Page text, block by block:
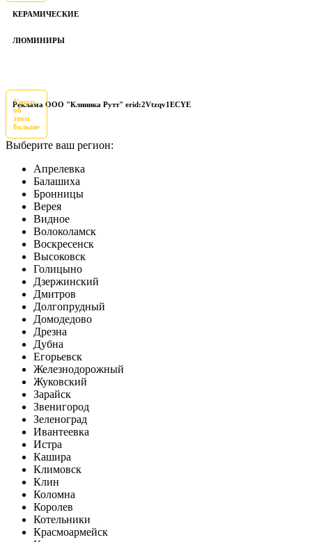
КЕРАМИЧЕСКИЕ
ЛЮМИНИРЫ
Реклама ООО "Клиника Рутт" erid:2Vtzqv1ECYE
Узнать
об
этом
больше
Выберите ваш регион:
Апрелевка
Балашиха
Бронницы
Верея
Видное
Волоколамск
Воскресенск
Высоковск
Голицыно
Дзержинский
Дмитров
Долгопрудный
Домодедово
Дрезна
Дубна
Егорьевск
Железнодорожный
Жуковский
Зарайск
Звенигород
Зеленоград
Ивантеевка
Истра
Кашира
Климовск
Клин
Коломна
Королев
Котельники
Красмоармейск